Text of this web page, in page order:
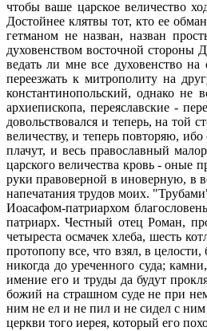
чтобы ваше царское величество
Достойнее клятвы тот, кто ее
гетманом не назван, назван
духовенством восточной стороны
ведать ли мне все духовенство
переезжать к митрополиту на
константинопольский, однако не
архиепископа, переяславские -
довольствовался и теперь, на
величеству, и теперь повторяю,
плачут, и весь православный
царского величества кровь - оные
руки правоверной в иноверную, в
напечатания трудов моих.
Иоасафом-патриархом
патриарх. Честный отец Роман,
четыреста осмачек хлеба, шесть
протопопу все, что взял, в
никогда до уреченного суда;
имение его и труды да будут
божий на страшном суде не при
ним не ел и не пил и не сидел с
церкви того иерея, который его